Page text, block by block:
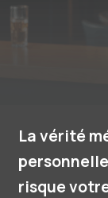
La vérité
risque